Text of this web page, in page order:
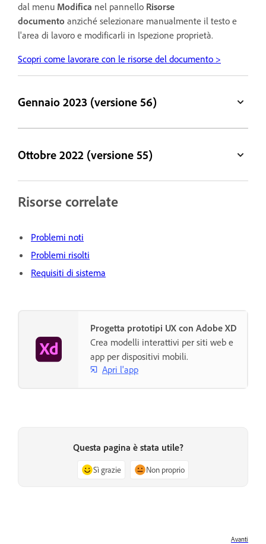
dal menu Modifica nel pannello Risorse
documento anziché selezionare manualmente il testo e
l'area di lavoro e modificarli in Ispezione proprietà.
Scopri come lavorare con le risorse del documento >
Gennaio 2023 (versione 56)
Ottobre 2022 (versione 55)
Risorse correlate
Problemi noti
Problemi risolti
Requisiti di sistema
Progetta prototipi UX con Adobe XD
Crea modelli interattivi per siti web e
app per dispositivi mobili.
Apri l'app
Questa pagina è stata utile?
Sì grazie Non proprio
Avanti